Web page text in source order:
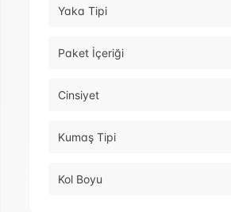
Yaka Tipi
Paket İçeriği
Cinsiyet
Kumaş Tipi
Kol Boyu